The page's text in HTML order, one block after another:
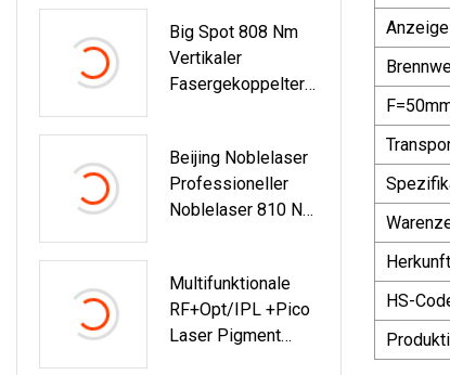
Big Spot 808 Nm
Vertikaler
Fasergekoppelter
Saphirdiodenlaser
Haarentfernung
Beijing Noblelaser
Professioneller
Noblelaser 810 Nm
Fasergekoppelter
Kanalloser 808 808
Nm Diodenlaser
Multifunktionale
RF+Opt/IPL +Pico
Laser Pigment
Herkunft
HS-